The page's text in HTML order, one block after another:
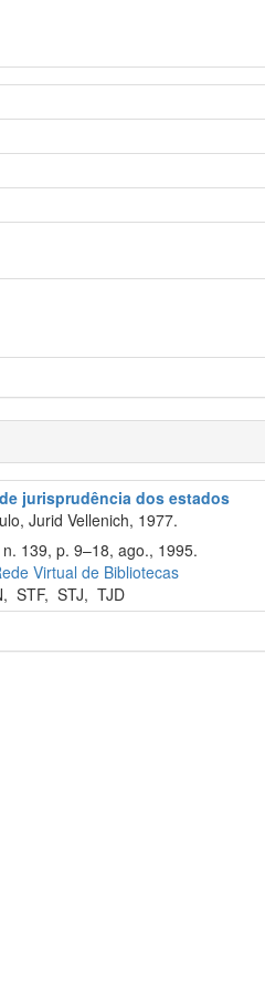
jurisprudência dos estados
Jurid Vellenich, 1977.
139, p. 9–18, ago., 1995.
Virtual de Bibliotecas
,STF,STJ,TJD